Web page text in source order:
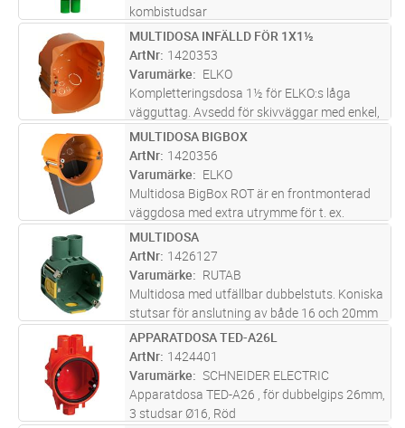
kombistudsar
ST Lägg i kundvagn
MULTIDOSA INFÄLLD FÖR 1X1½
ArtNr 1420353
Varumärke
ELKO
Kompletteringsdosa 1½ för ELKO:s låga
vägguttag. Avsedd för skivväggar med enkel,
dubbel eller trippelgips. Kan monteras i
väggar med 45mm. Avsedd att användas
med flexibel slang, tre ingångar för 16
mer
ST Lägg i kundvagn
MULTIDOSA BIGBOX
ArtNr 1420356
Varumärke
ELKO
Multidosa BigBox ROT är en frontmonterad
väggdosa med extra utrymme för t. ex.
drivdon eller anslutningar. Vid montering av
Multibox BigBox kan extra utrymme klämmas
in i dosan innan den placeras i v
ST Lägg i kundvagn
MULTIDOSA
ArtNr 1426127
Varumärke
RUTAB
Multidosa med utfällbar dubbelstuts. Koniska
stutsar för anslutning av både 16 och 20mm
slang/rör. Ledade stutsar vid användning i
trånga utrymmen, exempelvis vid 45mm regel.
Sammanbyggbar. Ingen uts ...läs mer
ST Lägg i kundvagn
APPARATDOSA TED-A26L
ArtNr 1424401
Varumärke
SCHNEIDER ELECTRIC
Apparatdosa TED-A26 , för dubbelgips 26mm,
3 studsar Ø16, Röd